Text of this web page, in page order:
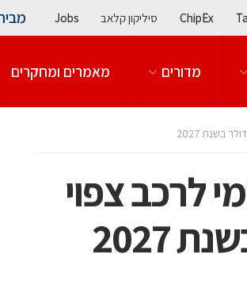
ChipEx סיליקון קלאב Jobs
מדורים מאמרים ומחקרים
לרכב צפוי